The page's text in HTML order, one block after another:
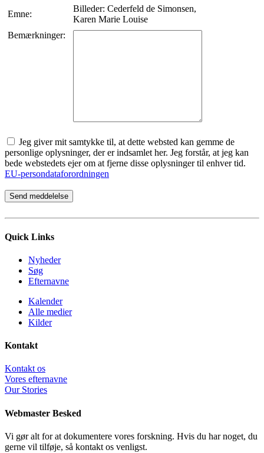
Emne:
Billeder: Cederfeld de Simonsen,
Karen Marie Louise
Bemærkninger:
Jeg giver mit samtykke til, at dette websted kan gemme de
personlige oplysninger, der er indsamlet her. Jeg forstår, at jeg kan
bede webstedets ejer om at fjerne disse oplysninger til enhver tid.
EU-persondataforordningen
Quick Links
Nyheder
Søg
Efternavne
Kalender
Alle medier
Kilder
Kontakt
Kontakt os
Vores efternavne
Our Stories
Webmaster Besked
Vi gør alt for at dokumentere vores forskning. Hvis du har noget, du
gerne vil tilføje, så kontakt os venligst.